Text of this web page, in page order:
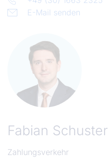
E-Mail senden
Fabian Schuster
Zahlungsverkehr